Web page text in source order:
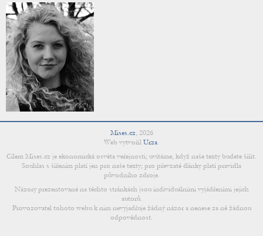
Mises.cz, 2026
Web vytvořil Urza.
Cílem Mises.cz je ekonomická osvěta veřejnosti; uvítáme, když naše texty budete šířit.
Souhlas s šířením platí jen pro naše texty; pro převzaté články platí pravidla
původního zdroje.
Názory prezentované na těchto stránkách jsou individuálními vyjádřeními jejich
autorů.
Provozovatel tohoto webu k nim nevyjadřuje žádný názor a nenese za ně žádnou
odpovědnost.